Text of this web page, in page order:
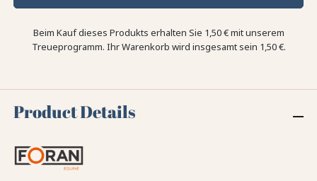
Beim Kauf dieses Produkts erhalten Sie 1,50 €mit unserem
Treueprogramm. Ihr Warenkorb wird insgesamt sein 1,50 €.
Product Details